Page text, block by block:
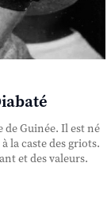
Guinée. Il est né
la caste des griots.
et des valeurs.